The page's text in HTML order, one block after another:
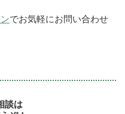
でお気軽にお問い合わせ
談は